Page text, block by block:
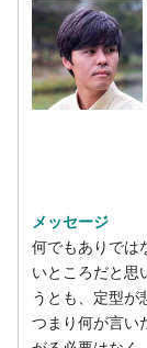
メッセージ
何でもありでは
いところだと思
うとも、定型が
つまり何が言い